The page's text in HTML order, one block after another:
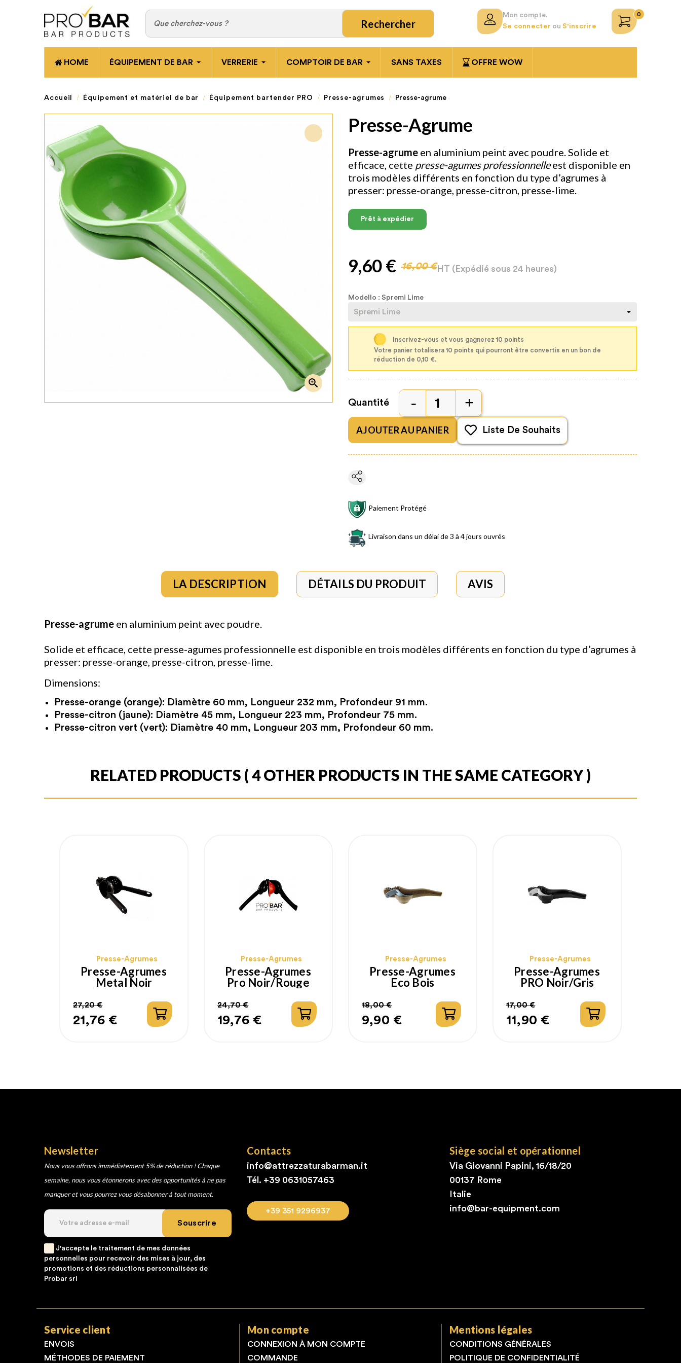
Rechercher
Mon compte.
Se connecter ou S'inscrire
0
HOME ÉQUIPEMENT DE BAR VERRERIE COMPTOIR DE BAR SANS TAXES OFFRE WOW
Accueil Équipement et matériel de bar Équipement bartender PRO Presse-agrumes Presse-agrume

Presse-Agrume
Presse-agrume en aluminium peint avec poudre. Solide et
efficace, cette presse-agumes professionnelleest disponible en
trois modèles différents en fonction du type d’agrumes à
presser: presse-orange, presse-citron, presse-lime.
Prêt à expédier
9,60 € 16,00 €HT (Expédié sous 24 heures)
Modello : Spremi Lime
Inscrivez-vous et vous gagnerez 10 points
Votre panier totalisera 10 points qui pourront être convertis en un bon de
réduction de 0,10 €.
Quantité
AJOUTER AU PANIER Liste De Souhaits
Paiement Protégé
Livraison dans un délai de 3 à 4 jours ouvrés
LA DESCRIPTION DÉTAILS DU PRODUIT AVIS
Presse-agrume en aluminium peint avec poudre.
Solide et efficace, cette presse-agumes professionnelle est disponible en trois modèles différents en fonction du type d’agrumes à
presser: presse-orange, presse-citron, presse-lime.
Dimensions:
Presse-orange (orange): Diamètre 60 mm, Longueur 232 mm, Profondeur 91 mm.
Presse-citron (jaune): Diamètre 45 mm, Longueur 223 mm, Profondeur 75 mm.
Presse-citron vert (vert): Diamètre 40 mm, Longueur 203 mm, Profondeur 60 mm.
RELATED PRODUCTS ( 4 OTHER PRODUCTS IN THE SAME CATEGORY )
Presse-Agrumes
Presse-Agrumes
Metal Noir
Prix
21,76 €
Prix
27,20 €
Presse-Agrumes
Presse-Agrumes
Pro Noir/Rouge
Prix
19,76 €
Prix
24,70 €
Presse-Agrumes
Presse-Agrumes
Eco Bois
Prix
9,90 €
Prix
18,00 €
Presse-Agrumes
Presse-Agrumes
PRO Noir/Gris
Prix
11,90 €
Prix
17,00 €
Newsletter
Nous vous offrons immédiatement 5% de réduction ! Chaque
semaine, nous vous étonnerons avec des opportunités à ne pas
manquer et vous pourrez vous désabonner à tout moment.
Souscrire
J'accepte le traitement de mes données
personnelles pour recevoir des mises à jour, des
promotions et des réductions personnalisées de
Probar srl
Contacts
info@attrezzaturabarman.it
Tél. +39 0631057463
+39 351 9296937
Siège social et opérationnel
Via Giovanni Papini, 16/18/20
00137 Rome
Italie
info@bar-equipment.com
Service client
ENVOIS
MÉTHODES DE PAIEMENT
Mon compte
CONNEXION À MON COMPTE
COMMANDE
Mentions légales
CONDITIONS GÉNÉRALES
POLITIQUE DE CONFIDENTIALITÉ